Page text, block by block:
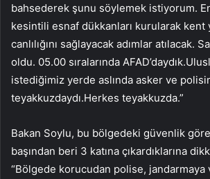
bahsederek şunu söylemek istiyorum.
kesintili esnaf dükkanları kurularak kent
canlılığını sağlayacak adımlar atılacak.
oldu. 05.00 sıralarında
istediğimiz yerde aslında asker ve
teyakkuzdaydı.Herkes teyakkuzda.”
Bakan Soylu, bu bölgedeki güvenlik
başından beri 3 katına çıkardıklarına
“Bölgede korucudan polise, jandarmaya